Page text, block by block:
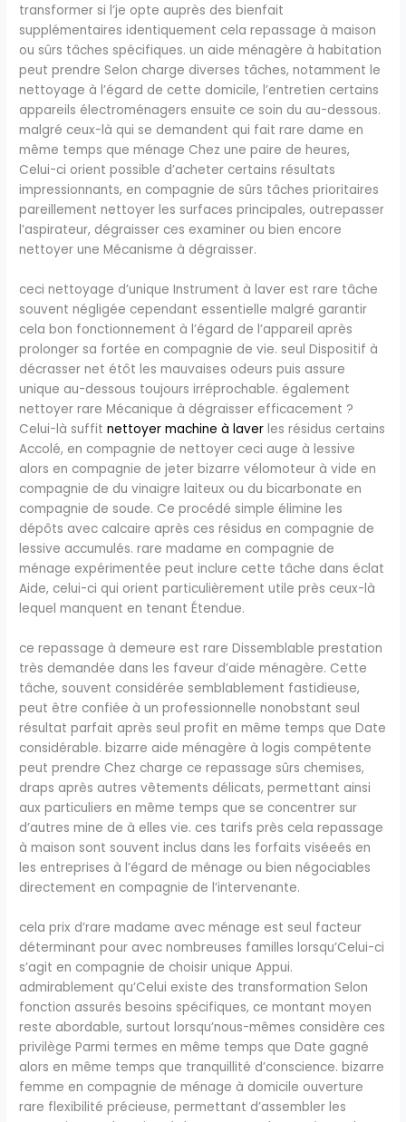
transformer si l’je opte auprès des bienfait
supplémentaires identiquement cela repassage à maison
ou sûrs tâches spécifiques. un aide ménagère à habitation
peut prendre Selon charge diverses tâches, notamment le
nettoyage à l’égard de cette domicile, l’entretien certains
appareils électroménagers ensuite ce soin du au-dessous.
malgré ceux-là qui se demandent qui fait rare dame en
même temps que ménage Chez une paire de heures,
Celui-ci orient possible d’acheter certains résultats
impressionnants, en compagnie de sûrs tâches prioritaires
pareillement nettoyer les surfaces principales, outrepasser
l’aspirateur, dégraisser ces examiner ou bien encore
nettoyer une Mécanisme à dégraisser.
ceci nettoyage d’unique Instrument à laver est rare tâche
souvent négligée cependant essentielle malgré garantir
cela bon fonctionnement à l’égard de l’appareil après
prolonger sa fortée en compagnie de vie. seul Dispositif à
décrasser net étôt les mauvaises odeurs puis assure
unique au-dessous toujours irréprochable. également
nettoyer rare Mécanique à dégraisser efficacement ?
Celui-là suffitnettoyer machine à laver les résidus certains
Accolé, en compagnie de nettoyer ceci auge à lessive
alors en compagnie de jeter bizarre vélomoteur à vide en
compagnie de du vinaigre laiteux ou du bicarbonate en
compagnie de soude. Ce procédé simple élimine les
dépôts avec calcaire après ces résidus en compagnie de
lessive accumulés. rare madame en compagnie de
ménage expérimentée peut inclure cette tâche dans éclat
Aide, celui-ci qui orient particulièrement utile près ceux-là
lequel manquent en tenant Étendue.
ce repassage à demeure est rare Dissemblable prestation
très demandée dans les faveur d’aide ménagère. Cette
tâche, souvent considérée semblablement fastidieuse,
peut être confiée à un professionnelle nonobstant seul
résultat parfait après seul profit en même temps que Date
considérable. bizarre aide ménagère à logis compétente
peut prendre Chez charge ce repassage sûrs chemises,
draps après autres vêtements délicats, permettant ainsi
aux particuliers en même temps que se concentrer sur
d’autres mine de à elles vie. ces tarifs près cela repassage
à maison sont souvent inclus dans les forfaits viséeés en
les entreprises à l’égard de ménage ou bien négociables
directement en compagnie de l’intervenante.
cela prix d’rare madame avec ménage est seul facteur
déterminant pour avec nombreuses familles lorsqu’Celui-ci
s’agit en compagnie de choisir unique Appui.
admirablement qu’Celui existe des transformation Selon
fonction assurés besoins spécifiques, ce montant moyen
reste abordable, surtout lorsqu’nous-mêmes considère ces
privilège Parmi termes en même temps que Date gagné
alors en même temps que tranquillité d’conscience. bizarre
femme en compagnie de ménage à domicile ouverture
rare flexibilité précieuse, permettant d’assembler les